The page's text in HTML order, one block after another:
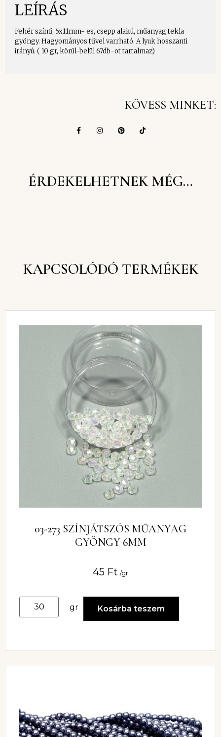
LEÍRÁS
Fehér színű, 5x11mm- es, csepp alakú, műanyag tekla
gyöngy. Hagyományos tűvel varrható. A lyuk hosszanti
irányú. ( 10 gr, körül-belül 67db-ot tartalmaz)
KÖVESS MINKET:
ÉRDEKELHETNEK MÉG…
KAPCSOLÓDÓ TERMÉKEK
03-273 SZÍNJÁTSZÓS MŰANYAG
GYÖNGY 6MM
45 Ft /gr
gr Kosárba teszem